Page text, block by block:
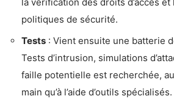
politiques de sécurité.
Tests : Vient ensuite une batterie
Tests d’intrusion, simulations
faille potentielle est recherchée,
main qu’à l’aide d’outils spécialisés.